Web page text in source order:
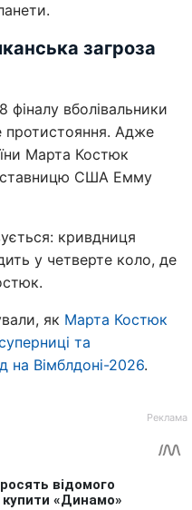
загроза
фіналу вболівальники
протистояння. Адже
Марта Костюк
США Емму
кривдниця
у четверте коло, де
як Марта Костюк
та
на Вімблдоні-2026.